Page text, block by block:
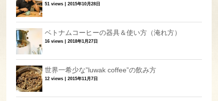
51 views |2015年10月28日
ベトナムコーヒーの器具＆使い方（淹れ方）
16 views |2018年1月27日
世界一希少な”luwak coffee”の飲み方
12 views |2015年11月7日